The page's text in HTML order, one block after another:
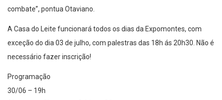
combate”, pontua Otaviano.
A Casa do Leite funcionará todos os dias da Expomontes, com
exceção do dia 03 de julho, com palestras das 18h ás 20h30. Não é
necessário fazer inscrição!
Programação
30/06 – 19h